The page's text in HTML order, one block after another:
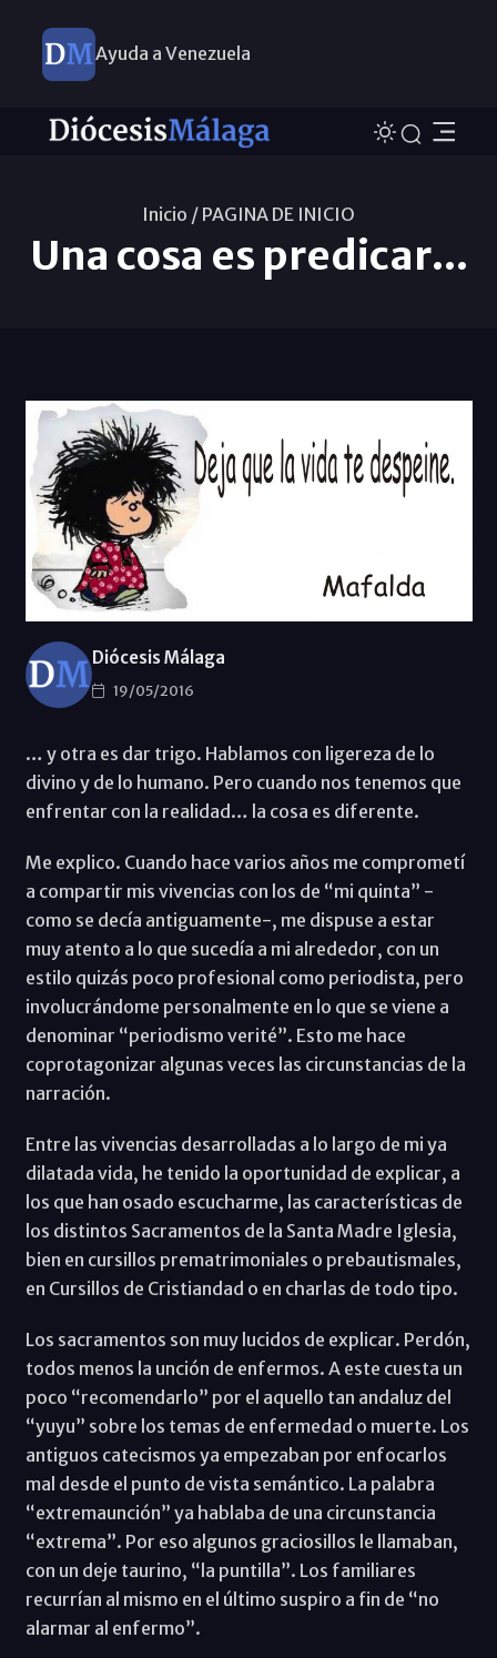
Ayuda a Venezuela
Inicio / PAGINA DE INICIO
Una cosa es predicar...
Diócesis Málaga
19/05/2016
… y otra es dar trigo. Hablamos con ligereza de lo
divino y de lo humano. Pero cuando nos tenemos que
enfrentar con la realidad… la cosa es diferente.
Me explico. Cuando hace varios años me comprometí
a compartir mis vivencias con los de “mi quinta” -
como se decía antiguamente-, me dispuse a estar
muy atento a lo que sucedía a mi alrededor, con un
estilo quizás poco profesional como periodista, pero
involucrándome personalmente en lo que se viene a
denominar “periodismo verité”. Esto me hace
coprotagonizar algunas veces las circunstancias de la
narración.
Entre las vivencias desarrolladas a lo largo de mi ya
dilatada vida, he tenido la oportunidad de explicar, a
los que han osado escucharme, las características de
los distintos Sacramentos de la Santa Madre Iglesia,
bien en cursillos prematrimoniales o prebautismales,
en Cursillos de Cristiandad o en charlas de todo tipo.
Los sacramentos son muy lucidos de explicar. Perdón,
todos menos la unción de enfermos. A este cuesta un
poco “recomendarlo” por el aquello tan andaluz del
“yuyu” sobre los temas de enfermedad o muerte. Los
antiguos catecismos ya empezaban por enfocarlos
mal desde el punto de vista semántico. La palabra
“extremaunción” ya hablaba de una circunstancia
“extrema”. Por eso algunos graciosillos le llamaban,
con un deje taurino, “la puntilla”. Los familiares
recurrían al mismo en el último suspiro a fin de “no
alarmar al enfermo”.